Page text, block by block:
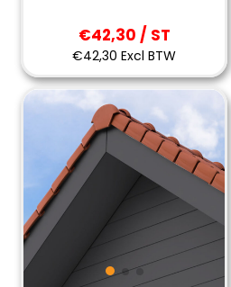
€42,30 / ST
€42,30 Excl BTW